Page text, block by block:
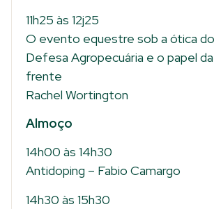
11h25 às 12j25
O evento equestre sob a ótica
Defesa Agropecuária e o papel
frente
Rachel Wortington
Almoço
14h00 às 14h30
Antidoping – Fabio Camargo
14h30 às 15h30